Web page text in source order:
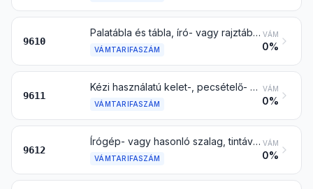
9610
Palatábla és tábla, író- vagy rajztábla, kerettel is
VÁMTARIFASZÁM
VÁM
0%
9611
Kézi használatú kelet-, pecsételő- vagy számozóbélyegző és hasonló (beleértve a címkenyomtató vagy -domborító készüléket is); kézi működtetésű összetett fémbélyegző és ilyen összetett fémbélyegzőkből álló kézinyomda
VÁMTARIFASZÁM
VÁM
0%
9612
Írógép- vagy hasonló szalag, tintával vagy más anyaggal – lenyomat készítésére – átitatva, orsón vagy kazettában is; bélyegzőpárna, dobozzal is, átitatva vagy sem
VÁMTARIFASZÁM
VÁM
0%